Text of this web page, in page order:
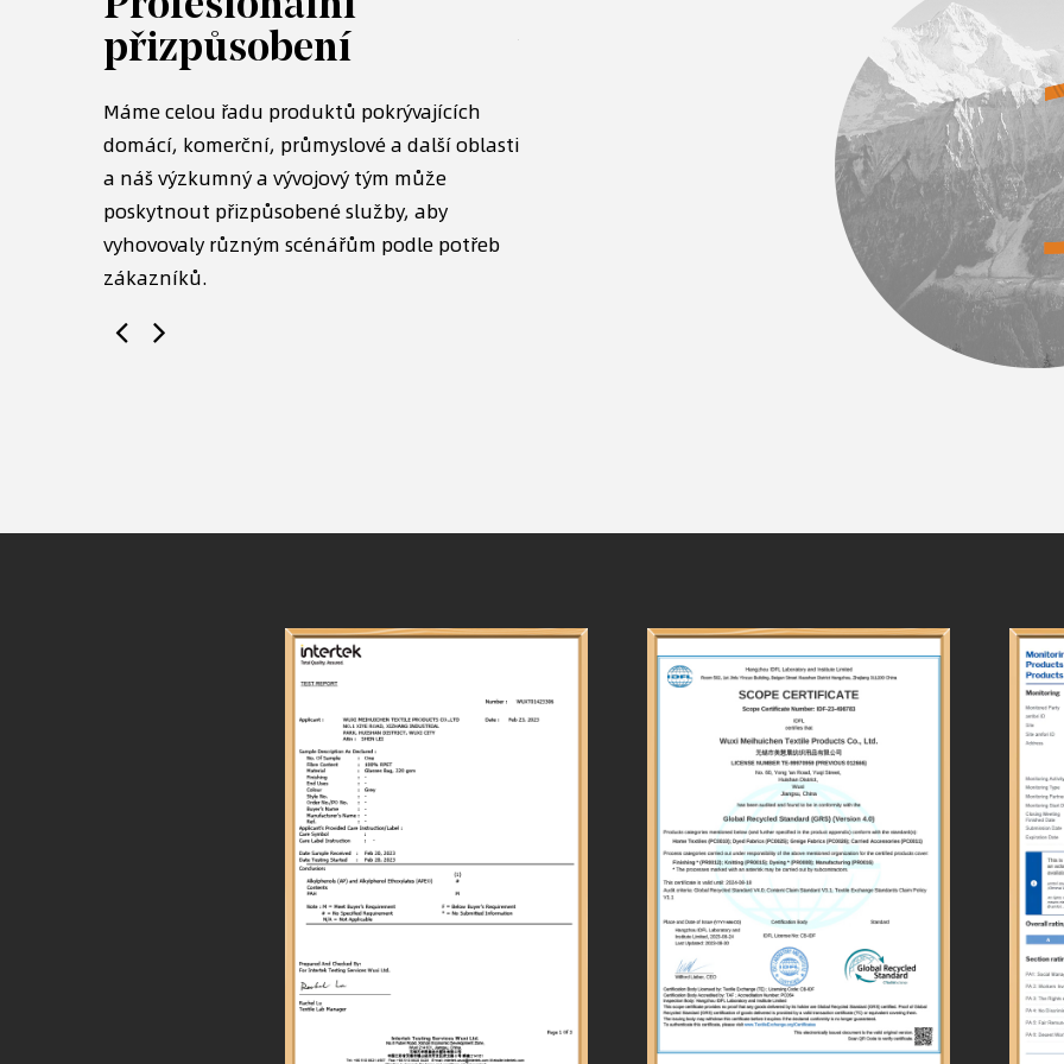
přizpůsobení
Máme celou řadu produktů pokrývajících
domácí, komerční, průmyslové a další oblasti
a náš výzkumný a vývojový tým může
poskytnout přizpůsobené služby, aby
vyhovovaly různým scénářům podle potřeb
zákazníků.
technologické inovace s profesionálním
týmem pro výzkum a vývoj a můžeme vyvíjet
nové vysoce výkonné textilní tkaniny a
produkty v reakci na poptávku trhu.
S pokročilou
systémem
zajistit
další
abychom